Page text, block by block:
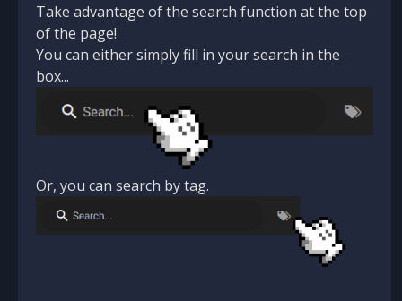
Take advantage of the search function at the top
of the page!
You can either simply fill in your search in the
box...
Or, you can search by tag.